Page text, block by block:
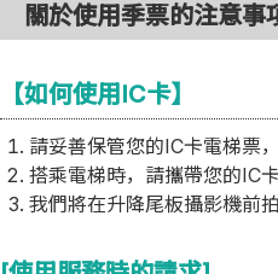
關於使用季票的注意事
【如何使用IC卡】
請妥善保管您的IC卡電梯票
搭乘電梯時，請攜帶您的IC
我們將在升降尾板攝影機前